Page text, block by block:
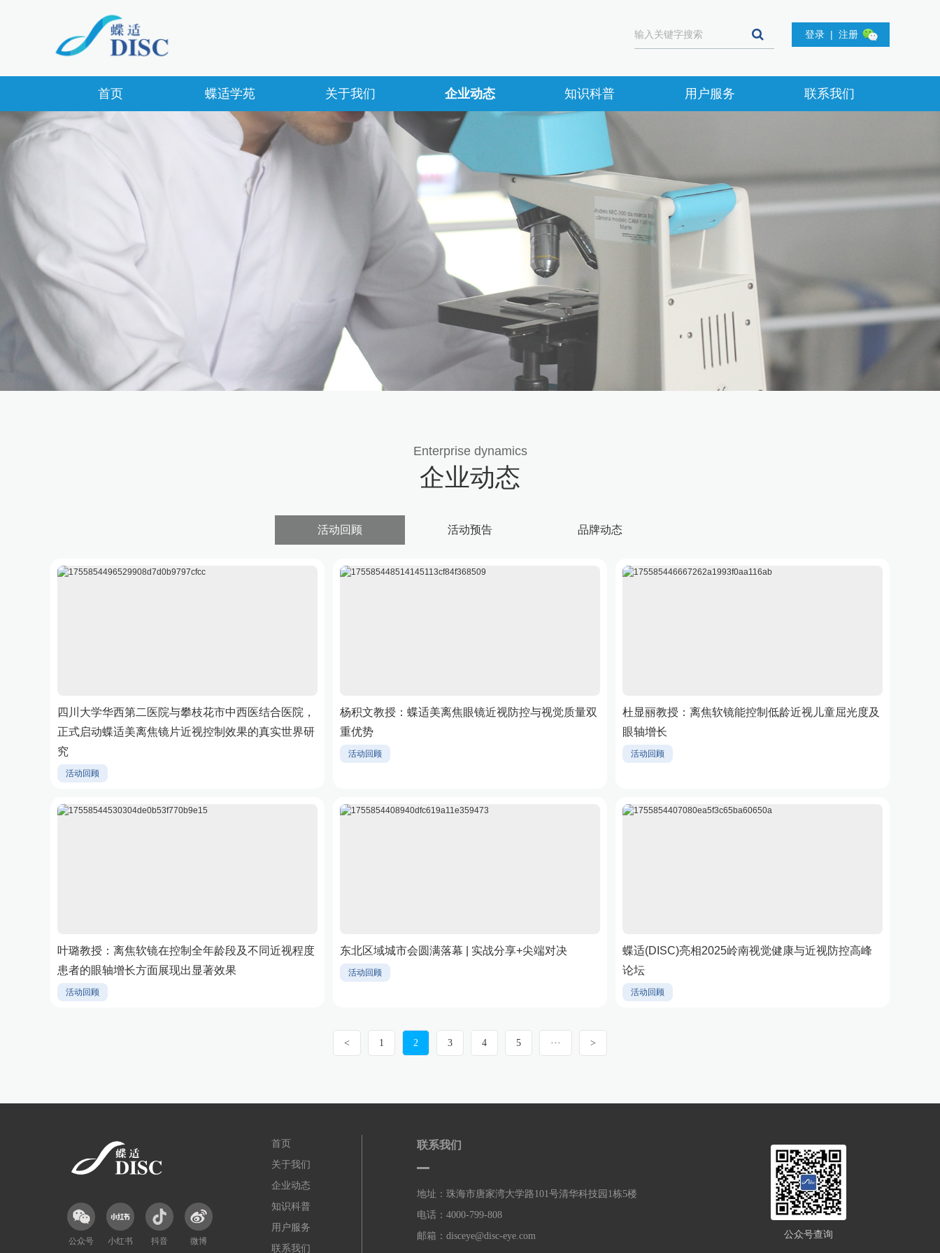
首页 蝶适学苑 关于我们 企业动态 知识科普 用户服务 联系我们
登录 | 注册
Enterprise dynamics
企业动态
活动回顾 活动预告 品牌动态
四川大学华西第二医院与攀枝花市中西医结合医院，
正式启动蝶适美离焦镜片近视控制效果的真实世界研
究
活动回顾
杨积文教授：蝶适美离焦眼镜近视防控与视觉质量双
重优势
活动回顾
杜显丽教授：离焦软镜能控制低龄近视儿童屈光度及
眼轴增长
活动回顾
叶璐教授：离焦软镜在控制全年龄段及不同近视程度
患者的眼轴增长方面展现出显著效果
活动回顾
东北区域城市会圆满落幕 | 实战分享+尖端对决
活动回顾
蝶适(DISC)亮相2025岭南视觉健康与近视防控高峰
论坛
活动回顾
< 1 2 3 4 5 ··· >
公众号 小红书 抖音 微博
公众号查询
地址：珠海市唐家湾大学路101号清华科技园1栋5楼
电话：4000-799-808
邮箱：disceye@disc-eye.com
联系我们
首页
关于我们
企业动态
知识科普
用户服务
联系我们